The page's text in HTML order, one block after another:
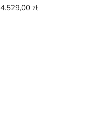
4.529,00 zł